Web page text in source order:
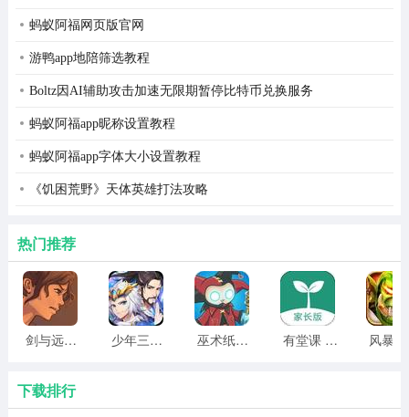
4、打开需要使用到的游戏中，开启相关的辅助功能即可。
蚂蚁阿福网页版官网
游鸭app地陪筛选教程
Boltz因AI辅助攻击加速无限期暂停比特币兑换服务
蚂蚁阿福app昵称设置教程
蚂蚁阿福app字体大小设置教程
《饥困荒野》天体英雄打法攻略
热门推荐
剑与远行人全角色版 vv1.14 少年三国志2无限元宝版最新版 vv5.3.9 巫术纸牌游戏 vv1.1.14 有堂课 v1.2.2
下载排行